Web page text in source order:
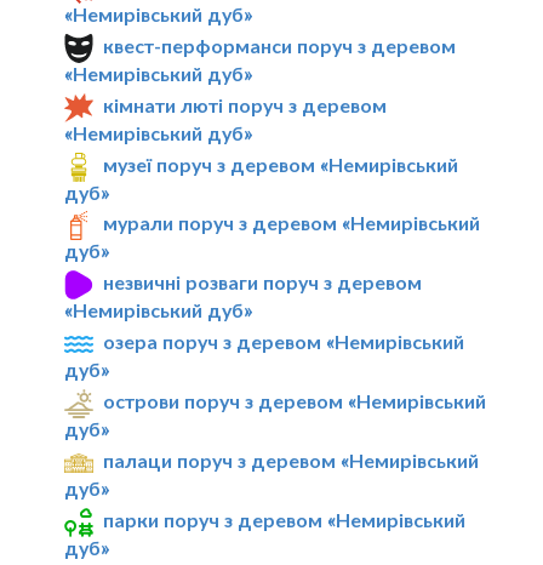
«Немирівський дуб»
квест-перформанси поруч з деревом
«Немирівський дуб»
кімнати люті поруч з деревом
«Немирівський дуб»
музеї поруч з деревом «Немирівський
дуб»
мурали поруч з деревом «Немирівський
дуб»
незвичні розваги поруч з деревом
«Немирівський дуб»
озера поруч з деревом «Немирівський
дуб»
острови поруч з деревом «Немирівський
дуб»
палаци поруч з деревом «Немирівський
дуб»
парки поруч з деревом «Немирівський
дуб»